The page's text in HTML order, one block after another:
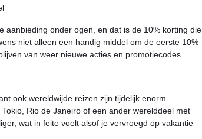
aanbieding onder ogen, en dat is de 10% korting die
niet alleen een handig middel om de eerste 10%
van weer nieuwe acties en promotiecodes.
ook wereldwijde reizen zijn tijdelijk enorm
Rio de Janeiro of een ander werelddeel met
wat in feite voelt alsof je vervroegd op vakantie